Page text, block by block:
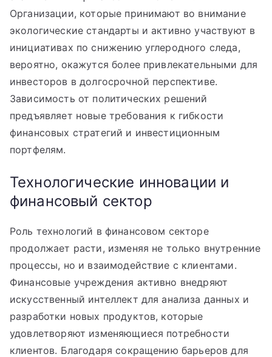
Организации, которые принимают во внимание
экологические стандарты и активно участвуют в
инициативах по снижению углеродного следа,
вероятно, окажутся более привлекательными для
инвесторов в долгосрочной перспективе.
Зависимость от политических решений
предъявляет новые требования к гибкости
финансовых стратегий и инвестиционным
портфелям.
Технологические инновации и
финансовый сектор
Роль технологий в финансовом секторе
продолжает расти, изменяя не только внутренние
процессы, но и взаимодействие с клиентами.
Финансовые учреждения активно внедряют
искусственный интеллект для анализа данных и
разработки новых продуктов, которые
удовлетворяют изменяющиеся потребности
клиентов. Благодаря сокращению барьеров для